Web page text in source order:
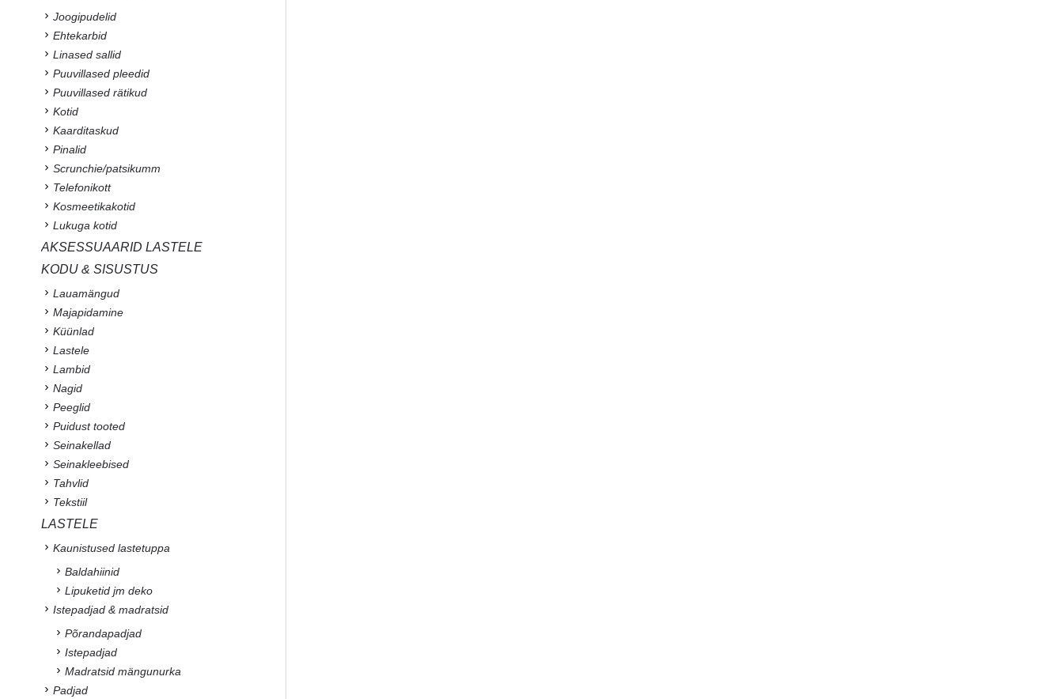
Joogipudelid
Ehtekarbid
Linased sallid
Puuvillased pleedid
Puuvillased rätikud
Kotid
Kaarditaskud
Pinalid
Scrunchie/patsikumm
Telefonikott
Kosmeetikakotid
Lukuga kotid
AKSESSUAARID LASTELE
KODU & SISUSTUS
Lauamängud
Majapidamine
Küünlad
Lastele
Lambid
Nagid
Peeglid
Puidust tooted
Seinakellad
Seinakleebised
Tahvlid
Tekstiil
LASTELE
Kaunistused lastetuppa
Baldahiinid
Lipuketid jm deko
Istepadjad & madratsid
Põrandapadjad
Istepadjad
Madratsid mängunurka
Padjad